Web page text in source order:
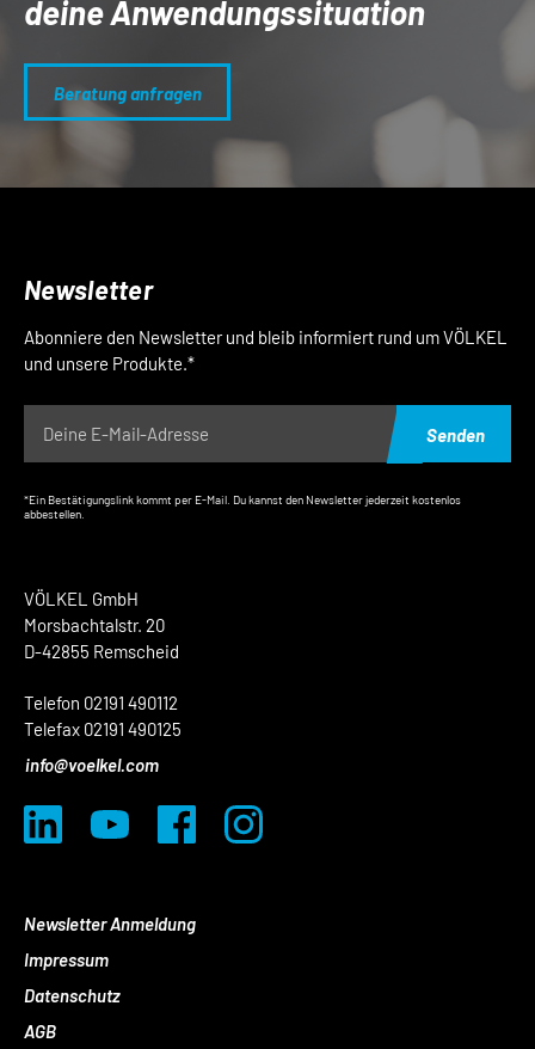
deine Anwendungs­situation
Beratung anfragen
VÖLKEL GmbH
Morsbachtalstr. 20
D-42855 Remscheid
Telefon 02191 490112
Telefax 02191 490125
info@voelkel.com
Newsletter Anmeldung
Impressum
Datenschutz
AGB
Newsletter
Abonniere den Newsletter und bleib informiert rund um VÖLKEL
und unsere Produkte.*
Senden
*Ein Bestätigungslink kommt per E-Mail. Du kannst den Newsletter jederzeit kostenlos
abbestellen.